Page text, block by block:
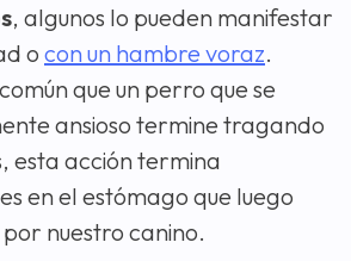
, algunos lo pueden manifestar
o con un hambre voraz.
que un perro que se
ansioso termine tragando
esta acción termina
en el estómago que luego
nuestro canino.